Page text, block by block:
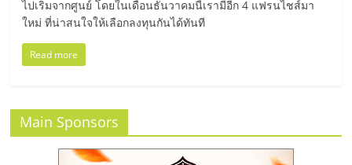
รน
ไชส์
แฟ
รน
ไปเริ่มจากศูนย์ โดยในเดือนธันวาคมนี้เรามีอีก 4 แฟรนไชส์มา
ใหม่ ที่น่าสนใจให้เลือกลงทุนกันได้ทันที
Read more
Main Sponsors